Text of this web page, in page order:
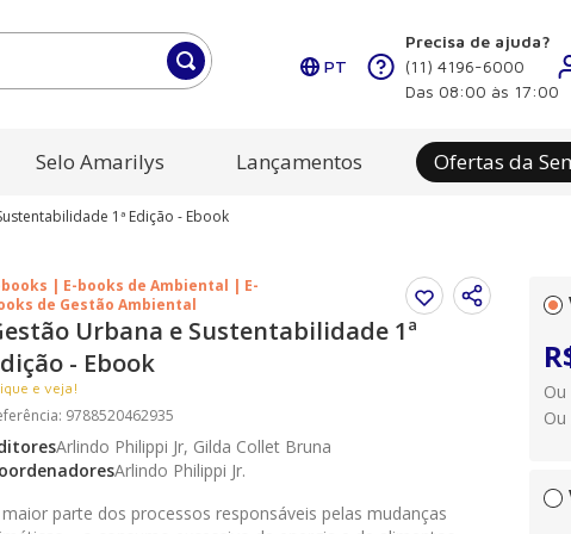
PT
Precisa de ajuda?
(11) 4196-6000
Das 08:00 às 17:00
Selo Amarilys Lançamentos Ofertas da
1ª Edição - Ebook
books | E-books de Ambiental | E-
de Gestão Ambiental
Urbana e Sustentabilidade 1ª
- Ebook
e veja!
: 9788520462935
Arlindo Philippi Jr, Gilda Collet Bruna
Arlindo Philippi Jr.
parte dos processos responsáveis pelas mudanças
Ou
Ou